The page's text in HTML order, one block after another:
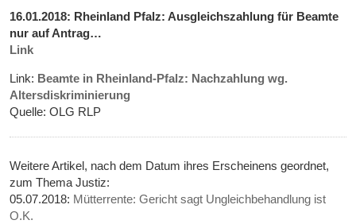
16.01.2018: Rheinland Pfalz: Ausgleichszahlung für Beamte
nur auf Antrag…
Link
Link: Beamte in Rheinland-Pfalz: Nachzahlung wg.
Altersdiskriminierung
Quelle: OLG RLP
Weitere Artikel, nach dem Datum ihres Erscheinens geordnet,
zum Thema Justiz:
05.07.2018: Mütterrente: Gericht sagt Ungleichbehandlung ist
O.K.